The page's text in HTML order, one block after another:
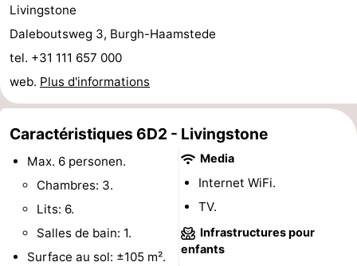
Points
de
vue
Attractions
-
Croisières
-
Terrains
jeux
-
Aires
de
Bowling
Parcours
Centres
Livingstone
Daleboutsweg 3, Burgh-Haamstede
tel. +31 111 657 000
web. Plus d'informations
Caractéristiques 6D2 - Livingstone
Max. 6 personen.
Chambres: 3.
Lits: 6.
Salles de bain: 1.
Surface au sol: ±105 m².
Media
Internet WiFi.
TV.
Infrastructures pour
enfants